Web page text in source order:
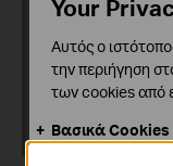
Your
Αυτός ο
την περιήγηση
των cookies από
Βασικά Cookies
Αυτά τα cookie